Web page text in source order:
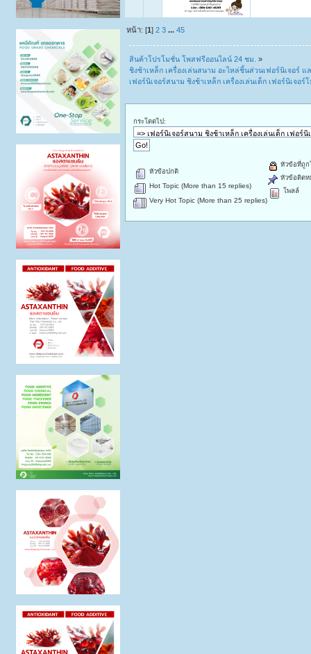
หน้า: [1]2 3 ...45
สินค้าโปรโมชั่น โพสฟรีออนไลน์ 24 ชม. »
ชิงช้าเหล็ก เครื่องเล่นสนาม อะไหล่ชิ้นส่วนเฟอร์นิเจอร์
เฟอร์นิเจอร์สนาม ชิงช้าเหล็ก เครื่องเล่นเด็ก เฟอร์นิเจอ
กระโดดไป:
หัวข้อปกติ
Hot Topic (More than 15 replies)
Very Hot Topic (More than 25 replies)
หัวข้อที่ถู
หัวข้อติดห
โพลล์